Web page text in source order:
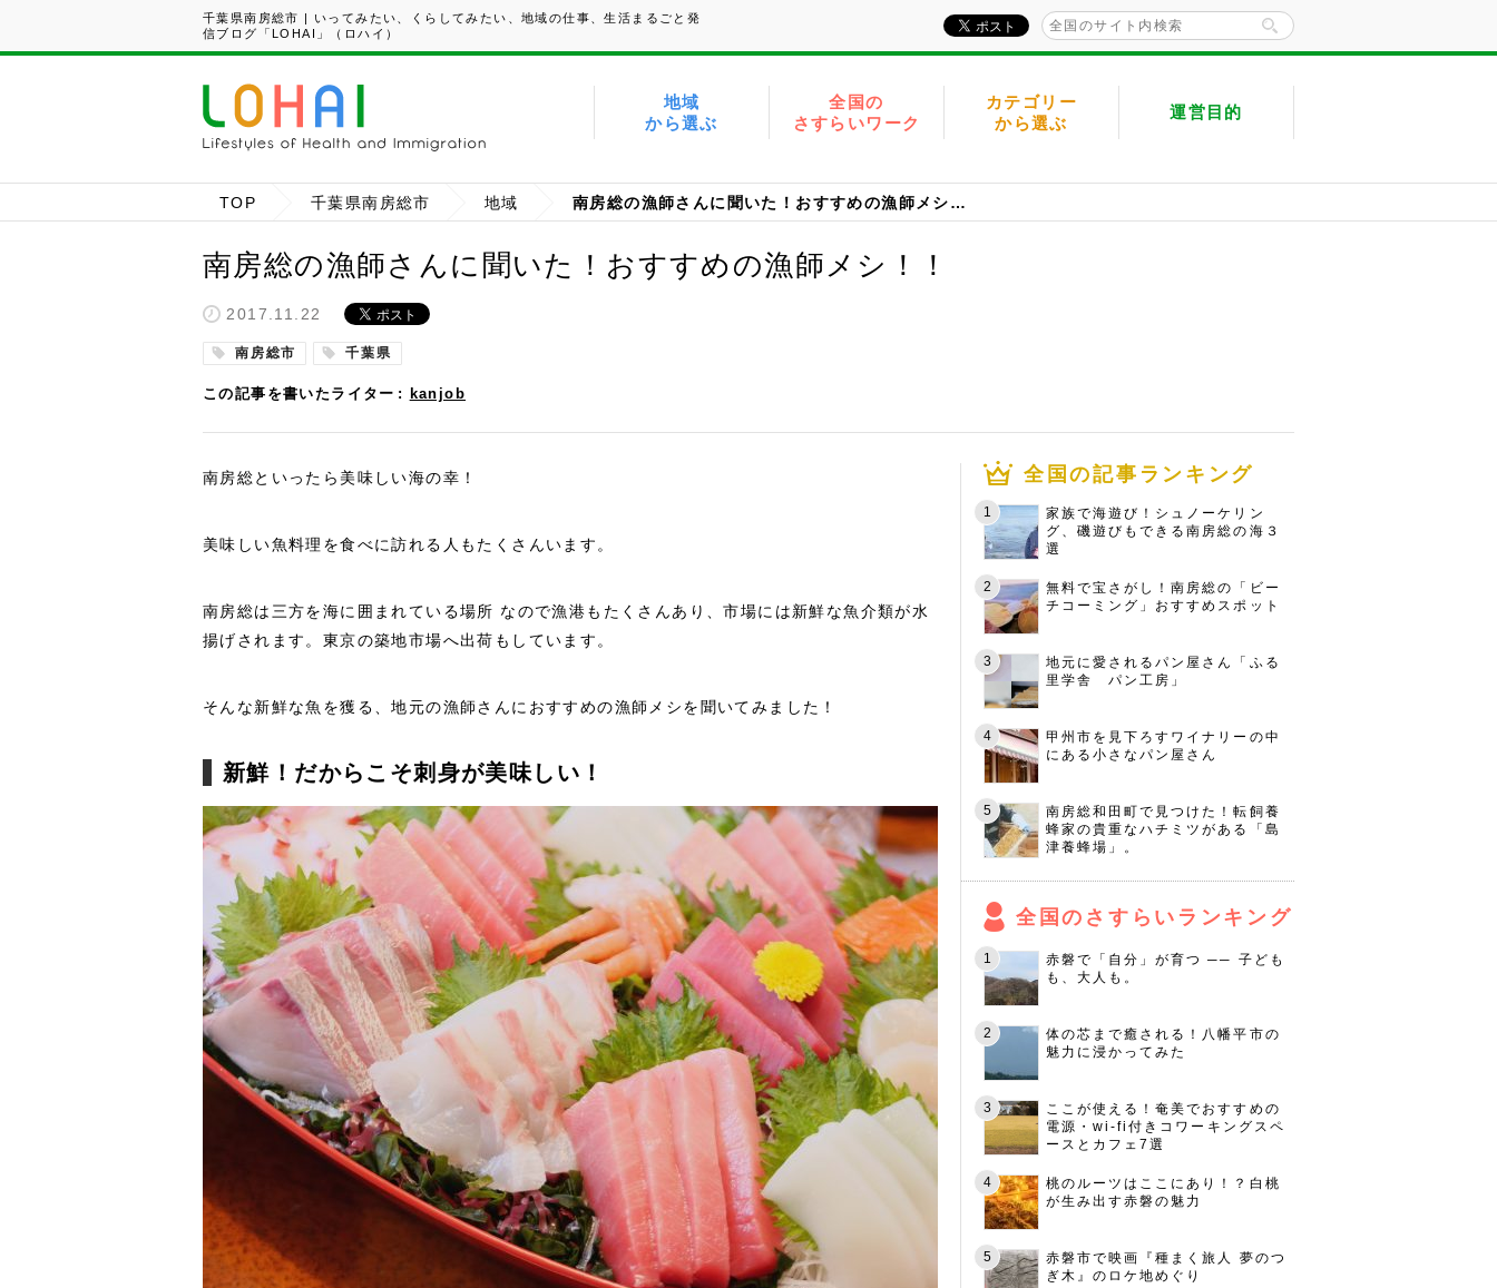
千葉県南房総市 | いってみたい、くらしてみたい、地域の仕事、生活まるごと発
信ブログ「LOHAI」（ロハイ）
地域
から選ぶ
全国の
さすらいワーク
カテゴリー
から選ぶ
運営目的
TOP 千葉県南房総市 地域 南房総の漁師さんに聞いた！おすすめの漁師メシ！！
南房総の漁師さんに聞いた！おすすめの漁師メシ！！
2017.11.22
南房総市 千葉県
この記事を書いたライター kanjob
南房総といったら美味しい海の幸！
美味しい魚料理を食べに訪れる人もたくさんいます。
南房総は三方を海に囲まれている場所 なので漁港もたくさんあり、市場には新鮮な魚介類が水
揚げされます。東京の築地市場へ出荷もしています。
そんな新鮮な魚を獲る、地元の漁師さんにおすすめの漁師メシを聞いてみました！
新鮮！だからこそ刺身が美味しい！
全国の記事ランキング
家族で海遊び！シュノーケリン
グ、磯遊びもできる南房総の海３
選
無料で宝さがし！南房総の「ビー
チコーミング」おすすめスポット
地元に愛されるパン屋さん「ふる
里学舎 パン工房」
甲州市を見下ろすワイナリーの中
にある小さなパン屋さん
南房総和田町で見つけた！転飼養
蜂家の貴重なハチミツがある「島
津養蜂場」。
全国のさすらいランキング
赤磐で「自分」が育つ ── 子ども
も、大人も。
体の芯まで癒される！八幡平市の
魅力に浸かってみた
ここが使える！奄美でおすすめの
電源・wi-fi付きコワーキングスペ
ースとカフェ7選
桃のルーツはここにあり！？白桃
が生み出す赤磐の魅力
赤磐市で映画『種まく旅人 夢のつ
ぎ木』のロケ地めぐり